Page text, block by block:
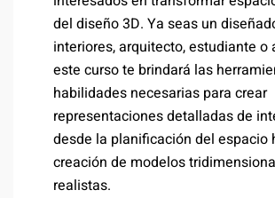
del diseño 3D. Ya seas un
interiores, arquitecto, estudiante o
este curso te brindará las
habilidades necesarias para crear
representaciones detalladas de
desde la planificación del espacio
creación de modelos
realistas.